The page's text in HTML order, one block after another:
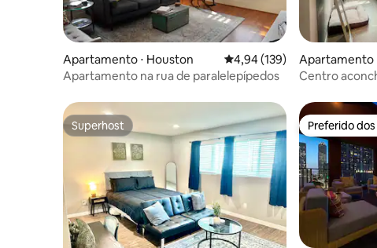
Apartamento ⋅ Houston 4,94 de uma avaliação
4,94 (139)
Apartamento na rua de paralelepípedos
Apartamento
Centro
Superhost
Superhost Preferido
Preferido